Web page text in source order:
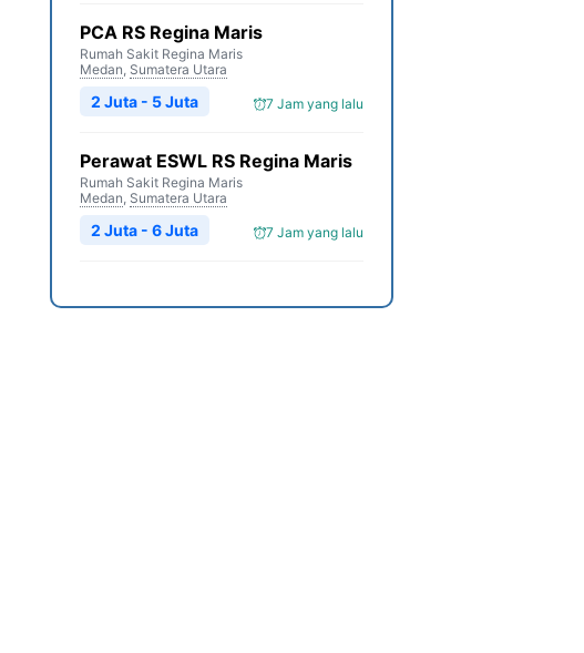
PCA RS Regina Maris
Rumah Sakit Regina Maris
Medan, Sumatera Utara
7 Jam yang lalu
2 Juta - 5 Juta
Perawat ESWL RS Regina Maris
Rumah Sakit Regina Maris
Medan, Sumatera Utara
7 Jam yang lalu
2 Juta - 6 Juta